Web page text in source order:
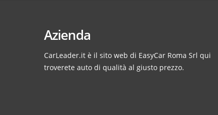
Azienda
CarLeader.it è il sito web di EasyCar Roma Srl qui
troverete auto di qualità al giusto prezzo.